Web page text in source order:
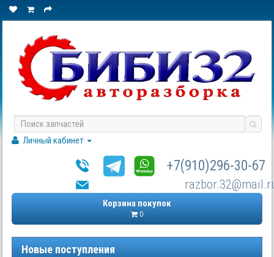
Личный кабинет
+7(910)296-30-67
Корзина покупок
0
Новые поступления